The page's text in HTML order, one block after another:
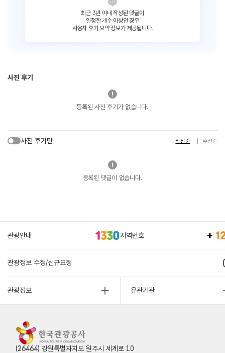
최근 3년 이내 작성된 댓글이
일정한 개수 이상인 경우
사용자 후기 요약 정보가 제공됩니다.
사진 후기
등록된 사진 후기가 없습니다.
사진 후기만 최신순 추천순
등록된 댓글이 없습니다.
관광안내 지역번호
관광정보 수정/신규요청
관광정보 유관기관
(26464) 강원특별자치도 원주시 세계로 10